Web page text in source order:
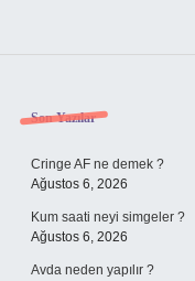
Sidebar
Son Yazılar
Cringe AF ne demek ?
Ağustos 6, 2026
Kum saati neyi simgeler ?
Ağustos 6, 2026
Avda neden yapılır ?